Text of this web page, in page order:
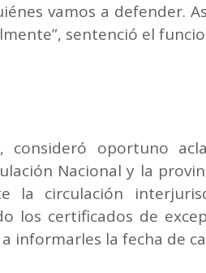
vamos a defender.
sentenció el
consideró oportuno
Nacional y la
la circulación
los certificados de
informarles la fecha de